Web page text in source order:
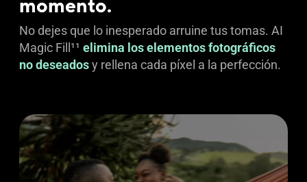
momento.
No dejes que lo inesperado arruine tus tomas. AI
Magic Fill11 elimina los elementos fotográficos
no deseadosy rellena cada píxel a la perfección.